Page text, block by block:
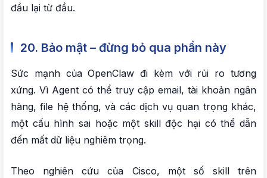
đầu lại từ đầu.
20. Bảo mật – đừng bỏ qua phần này
Sức mạnh của OpenClaw đi kèm với rủi ro tương
xứng. Vì Agent có thể truy cập email, tài khoản ngân
hàng, file hệ thống, và các dịch vụ quan trọng khác,
một cấu hình sai hoặc một skill độc hại có thể dẫn
đến mất dữ liệu nghiêm trọng.
Theo nghiên cứu của Cisco, một số skill trên